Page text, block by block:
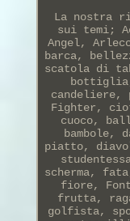
La nostra
sui temi;
Angel,
barca,
scatola di
bottiglia,
candeliere,
Fighter,
cuoco,
bambole,
piatto,
scherma,
fiore,
frutta,
golfista,